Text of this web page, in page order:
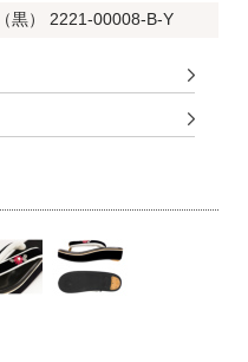
黒） 2221-00008-B-Y